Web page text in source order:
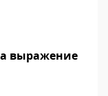
выражение